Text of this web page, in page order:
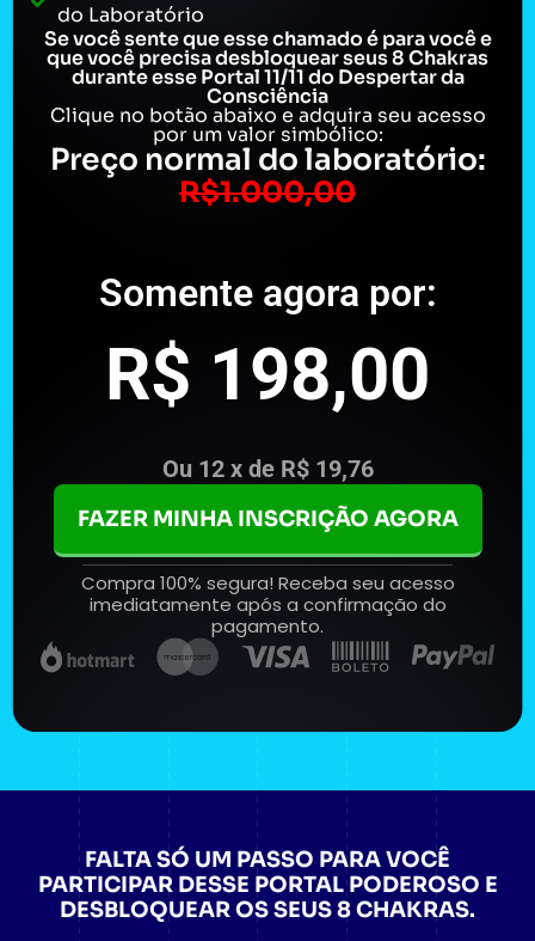
do Laboratório
Se você sente que esse chamado é para você e
que você precisa desbloquear seus 8 Chakras
durante esse Portal 11/11 do Despertar da
Consciência
Clique no botão abaixo e adquira seu acesso
por um valor simbólico:
Preço normal do laboratório:
R$1.000,00
Somente agora por:
R$ 198,00
Ou 12 x de R$ 19,76
FAZER MINHA INSCRIÇÃO AGORA
Compra 100% segura! Receba seu acesso
imediatamente após a confirmação do
pagamento.
FALTA SÓ UM PASSO PARA VOCÊ
PARTICIPAR DESSE PORTAL PODEROSO E
DESBLOQUEAR OS SEUS 8 CHAKRAS.